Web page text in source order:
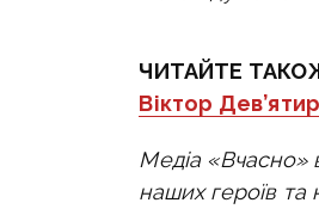
ЧИТАЙТЕ
Віктор
Медіа «Вчасно»
наших героїв